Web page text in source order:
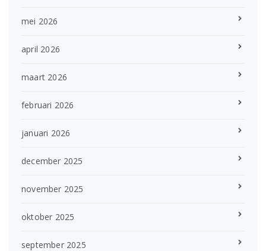
mei 2026
april 2026
maart 2026
februari 2026
januari 2026
december 2025
november 2025
oktober 2025
september 2025